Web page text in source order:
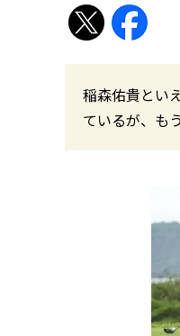
稲森佑貴とい
ているが、も